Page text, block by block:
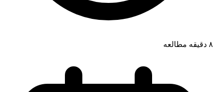
۸ دقیقه مطالعه